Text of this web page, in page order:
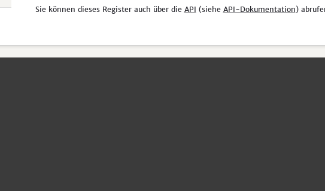
Sie können dieses Register auch über die API (siehe API-Dokumentation)